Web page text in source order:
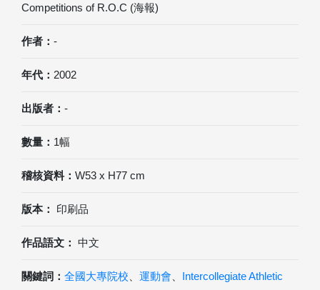
Competitions of R.O.C (海報)
作者： -
年代： 2002
出版者： -
數量： 1幅
稽核資料： W53 x H77 cm
版本： 印刷品
作品語文： 中文
關鍵詞： 全國大專院校 運動會
Intercollegiate Athletic